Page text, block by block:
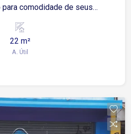
comodidade de seus
próximo á
e transportes públicos.
consultórios ou
22 m²
A. Útil